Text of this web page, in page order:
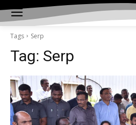
Tags Serp
Tag: Serp